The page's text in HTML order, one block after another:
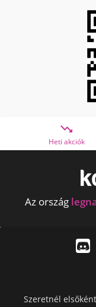

Heti akciók
Az ország
Szeretnél